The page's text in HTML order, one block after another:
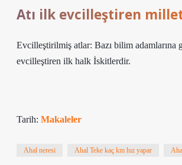
Atı ilk evcilleştiren
Evcilleştirilmiş atlar: Bazı bilim adamlarına
evcilleştiren ilk halk İskitlerdir.
Tarih: Makaleler
Ahal neresi Ahal Teke kaç km hız yapar